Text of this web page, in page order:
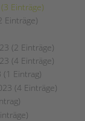
Einträge)
Einträge)
(2 Einträge)
(4 Einträge)
Eintrag)
(4 Einträge)